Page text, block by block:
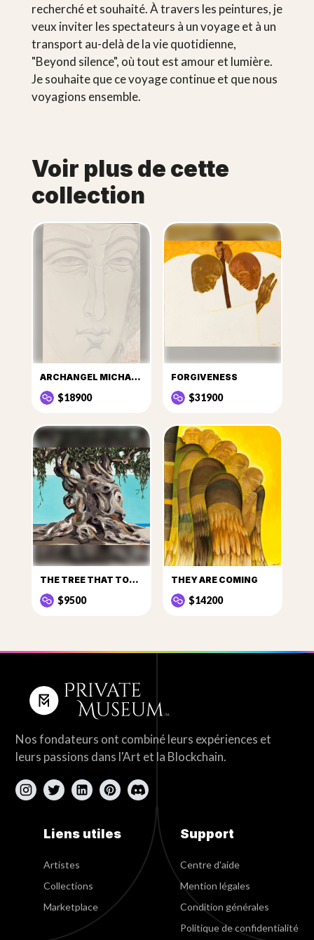
recherché et souhaité. À travers les peintures, je
veux inviter les spectateurs à un voyage et à un
transport au-delà de la vie quotidienne,
"Beyond silence", où tout est amour et lumière.
Je souhaite que ce voyage continue et que nous
voyagions ensemble.
Voir plus de cette
collection
ARCHANGEL MICHAEL I
$18900
FORGIVENESS
$31900
THE TREE THAT TOLD STORIES
$9500
THEY ARE COMING
$14200
Nos fondateurs ont combiné leurs expériences et
leurs passions dans l'Art et la Blockchain.
Liens utiles
Artistes
Collections
Marketplace
Support
Centre d'aide
Mention légales
Condition générales
Politique de confidentialité